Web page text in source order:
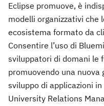
Eclipse promuove, è
modelli organizzativi che
ecosistema formato da
Consentire l’uso di
sviluppatori di domani le
promuovendo una
sviluppo di applicazioni
University Relations